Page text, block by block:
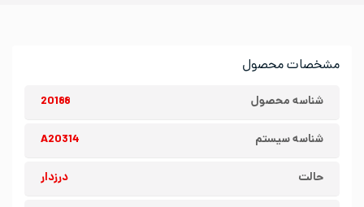
مشخصات محصول
شناسه محصول 20188
شناسه سیستم A20314
حالت درزدار